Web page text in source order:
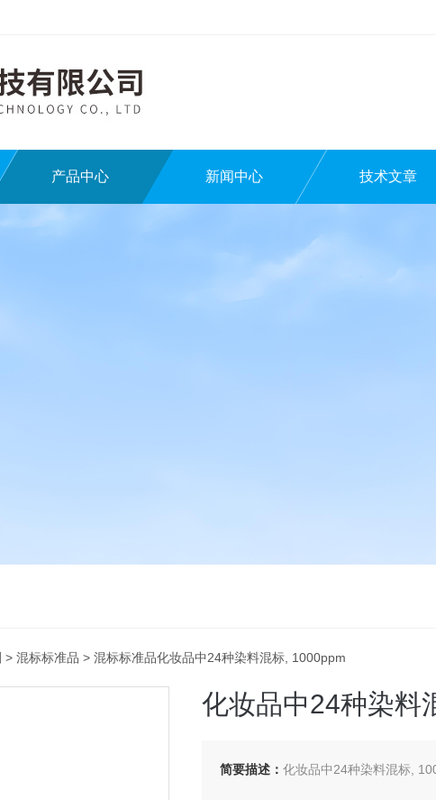
产品中心 新闻中心 技术文章
> 混标标准品 > 混标标准品化妆品中24种染料混标, 1000ppm
化妆品中24种染料
简要描述： 化妆品中24种染料混标,